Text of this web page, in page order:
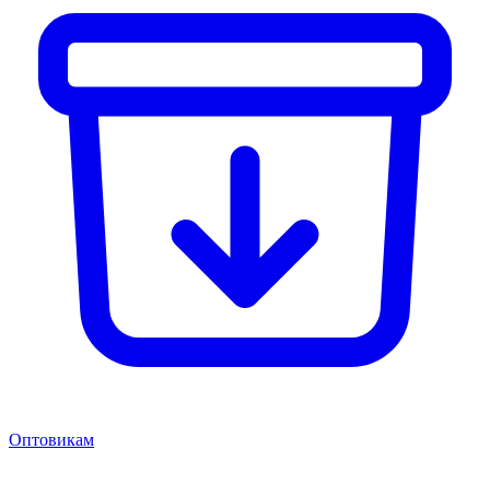
Оптовикам